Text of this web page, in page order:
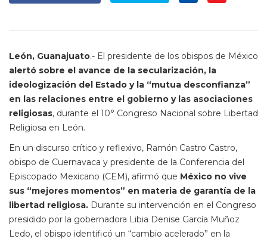
León, Guanajuato.- El presidente de los obispos de México
alertó sobre el avance de la secularización, la
ideologización del Estado y la “mutua desconfianza”
en las relaciones entre el gobierno y las asociaciones
religiosas, durante el 10° Congreso Nacional sobre Libertad
Religiosa en León.
En un discurso crítico y reflexivo, Ramón Castro Castro,
obispo de Cuernavaca y presidente de la Conferencia del
Episcopado Mexicano (CEM), afirmó que México no vive
sus “mejores momentos” en materia de garantía de la
libertad religiosa. Durante su intervención en el Congreso
presidido por la gobernadora Libia Denise García Muñoz
Ledo, el obispo identificó un “cambio acelerado” en la